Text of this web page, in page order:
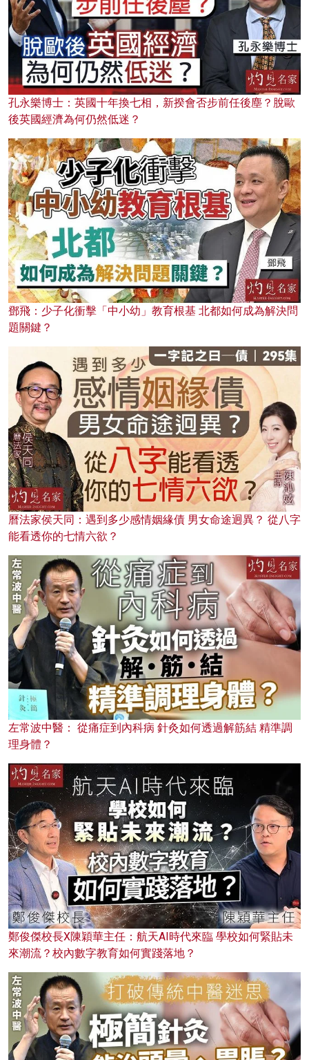
孔永樂博士：英國十年換七相，新揆會否步前任後塵？脫歐
後英國經濟為何仍然低迷？
鄧飛：少子化衝擊「中小幼」教育根基 北都如何成為解決問
題關鍵？
曆法家侯天同：遇到多少感情姻緣債 男女命途迥異？ 從八字
能看透你的七情六欲？
左常波中醫： 從痛症到內科病 針灸如何透過解筋結 精準調
理身體？
鄭俊傑校長X陳穎華主任：航天AI時代來臨 學校如何緊貼未
來潮流？校內數字教育如何實踐落地？